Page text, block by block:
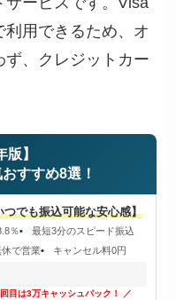
利用できるため、オ
ず、クレジットカー
版】
すすめ8選！
つでも振込可能な安心感】
％
最短3分のスピード振込
で営業
キャンセル料0円
目は3万キャッシュバック！